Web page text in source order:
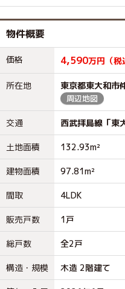
物件概要
価格 4,590万円（税
所在地 東京都東大和市
周辺地図
交通 西武拝島線「東
土地面積 132.93m²
建物面積 97.81m²
間取 4LDK
販売戸数 1戸
総戸数 全2戸
構造・規模 木造 2階建て